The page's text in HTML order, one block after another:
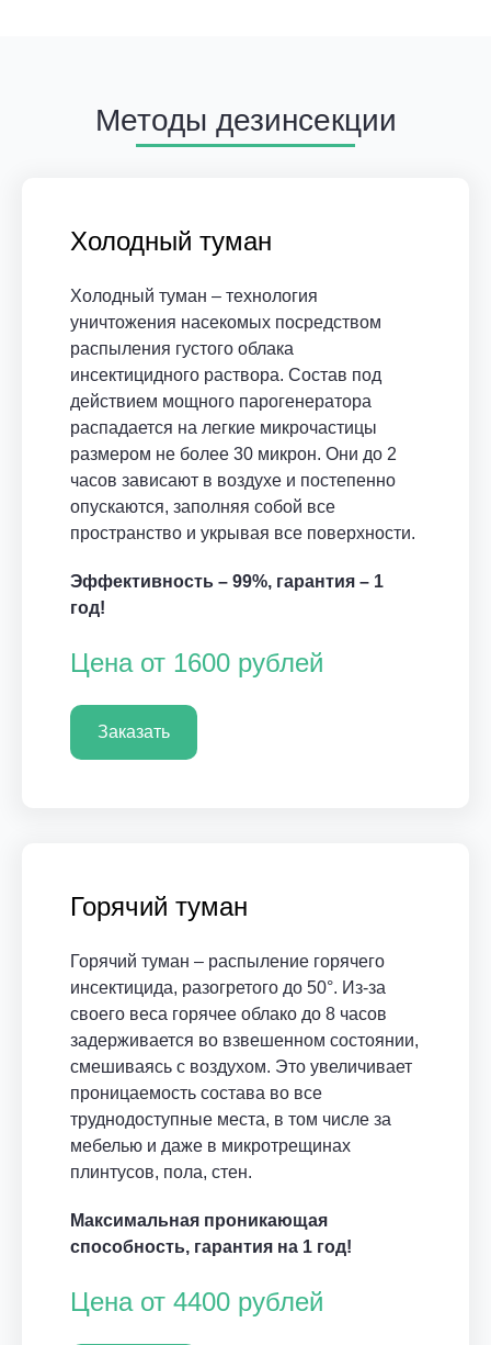
Методы дезинсекции
Холодный туман
Холодный туман – технология
уничтожения насекомых посредством
распыления густого облака
инсектицидного раствора. Состав под
действием мощного парогенератора
распадается на легкие микрочастицы
размером не более 30 микрон. Они до 2
часов зависают в воздухе и постепенно
опускаются, заполняя собой все
пространство и укрывая все поверхности.
Эффективность – 99%, гарантия – 1
год!
Цена от 1600 рублей
Заказать
Горячий туман
Горячий туман – распыление горячего
инсектицида, разогретого до 50°. Из-за
своего веса горячее облако до 8 часов
задерживается во взвешенном состоянии,
смешиваясь с воздухом. Это увеличивает
проницаемость состава во все
труднодоступные места, в том числе за
мебелью и даже в микротрещинах
плинтусов, пола, стен.
Максимальная проникающая
способность, гарантия на 1 год!
Цена от 4400 рублей